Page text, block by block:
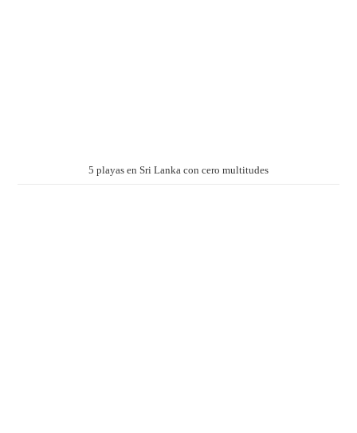
5 playas en Sri Lanka con cero multitudes